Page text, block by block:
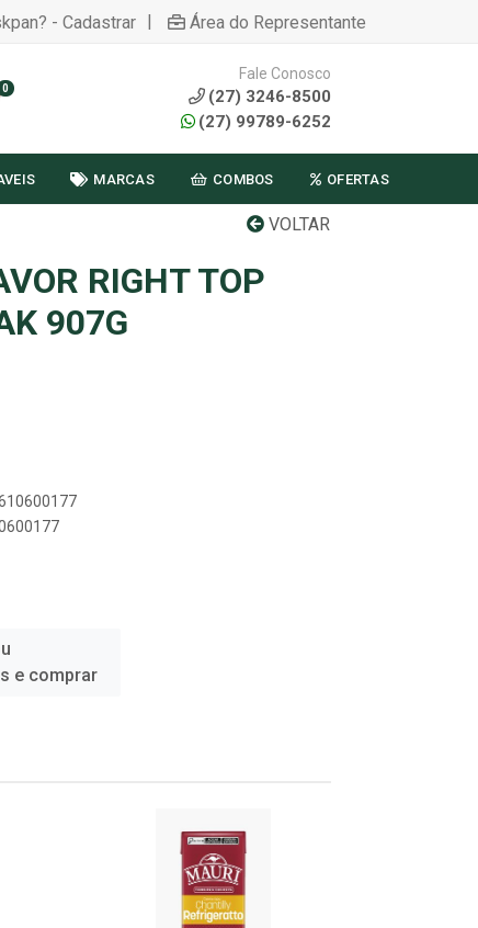
- Cadastrar | Área do Representante
0
Fale Conosco
(27) 3246-8500
(27) 99789-6252
MARCAS COMBOS OFERTAS
VOLTAR
RIGHT TOP
907G
e comprar